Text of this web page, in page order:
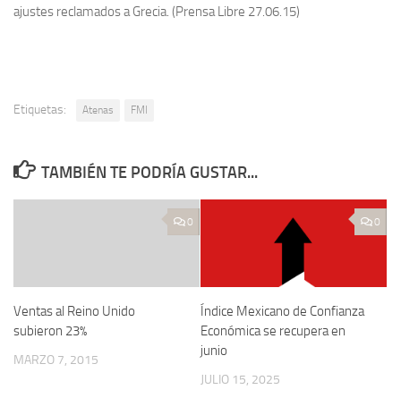
ajustes reclamados a Grecia. (Prensa Libre 27.06.15)
Etiquetas: Atenas FMI
TAMBIÉN TE PODRÍA GUSTAR...
0
Ventas al Reino Unido
subieron 23%
MARZO 7, 2015
0
Índice Mexicano de Confianza
Económica se recupera en
junio
JULIO 15, 2025